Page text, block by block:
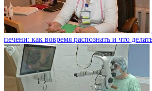
печени: как вовремя распознать и что